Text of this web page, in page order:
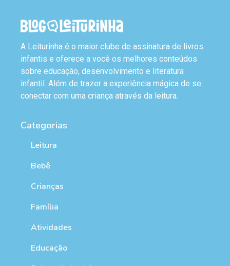
A Leiturinha é o maior clube de assinatura de livros
infantis e oferece a você os melhores conteúdos
sobre educação, desenvolvimento e literatura
infantil. Além de trazer a experiência mágica de se
conectar com uma criança através da leitura.
Categorias
Leitura
Bebê
Crianças
Família
Atividades
Educação